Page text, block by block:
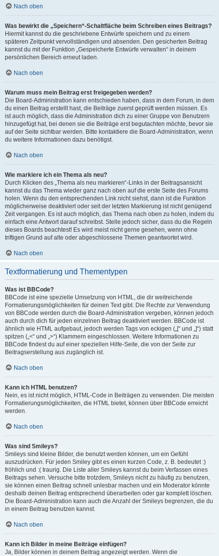
Nach oben
Was bewirkt die „Speichern“-Schaltfläche beim Schreiben eines Beitrags?
Hiermit kannst du die geschriebene Entwürfe speichern und zu einem
späteren Zeitpunkt vervollständigen und absenden. Den gesicherten Beitrag
kannst du mit der Funktion „Gespeicherte Entwürfe verwalten“ in deinem
persönlichen Bereich erneut laden.
Nach oben
Warum muss mein Beitrag erst freigegeben werden?
Die Board-Administration kann entschieden haben, dass in dem Forum, in dem
du einen Beitrag erstellt hast, die Beiträge zuerst geprüft werden müssen. Es
ist auch möglich, dass die Administration dich zu einer Gruppe von Benutzern
hinzugefügt hat, bei denen sie die Beiträge erst begutachten möchte, bevor sie
auf der Seite sichtbar werden. Bitte kontaktiere die Board-Administration, wenn
du weitere Informationen dazu benötigst.
Nach oben
Wie markiere ich ein Thema als neu?
Durch Klicken des „Thema als neu markieren“-Links in der Beitragsansicht
kannst du das Thema wieder ganz nach oben auf die erste Seite des Forums
holen. Wenn du den entsprechenden Link nicht siehst, dann ist die Funktion
möglicherweise deaktiviert oder seit der letzten Markierung ist nicht genügend
Zeit vergangen. Es ist auch möglich, das Thema nach oben zu holen, indem du
einfach eine Antwort darauf schreibst. Stelle jedoch sicher, dass du die Regeln
dieses Boards beachtest! Es wird meist nicht gerne gesehen, wenn ohne
triftigen Grund auf alte oder abgeschlossene Themen geantwortet wird.
Nach oben
Textformatierung und Thementypen
Was ist BBCode?
BBCode ist eine spezielle Umsetzung von HTML, die dir weitreichende
Formatierungsmöglichkeiten für deinen Text gibt. Die Rechte zur Verwendung
von BBCode werden durch die Board-Administration vergeben, können jedoch
auch durch dich für jeden einzelnen Beitrag deaktiviert werden. BBCode ist
ähnlich wie HTML aufgebaut, jedoch werden Tags von eckigen („[“ und „]“) statt
spitzen („<“ und „>“) Klammern eingeschlossen. Weitere Informationen zu
BBCode findest du auf einer speziellen Hilfe-Seite, die von der Seite zur
Beitragserstellung aus zugänglich ist.
Nach oben
Kann ich HTML benutzen?
Nein, es ist nicht möglich, HTML-Code in Beiträgen zu verwenden. Die meisten
Formatierungsmöglichkeiten, die HTML bietet, können über BBCode erreicht
werden.
Nach oben
Was sind Smileys?
Smileys sind kleine Bilder, die benutzt werden können, um ein Gefühl
auszudrücken. Für jeden Smiley gibt es einen kurzen Code, z. B. bedeutet :)
fröhlich und :( traurig. Die Liste aller Smileys kannst du beim Verfassen eines
Beitrags sehen. Versuche bitte trotzdem, Smileys nicht zu häufig zu benutzen,
sie können einen Beitrag schnell unlesbar machen und ein Moderator könnte
deshalb deinen Beitrag entsprechend überarbeiten oder gar komplett löschen.
Die Board-Administration kann auch die Anzahl der Smileys begrenzen, die du
in einem Beitrag benutzen kannst.
Nach oben
Kann ich Bilder in meine Beiträge einfügen?
Ja, Bilder können in deinem Beitrag angezeigt werden. Wenn die